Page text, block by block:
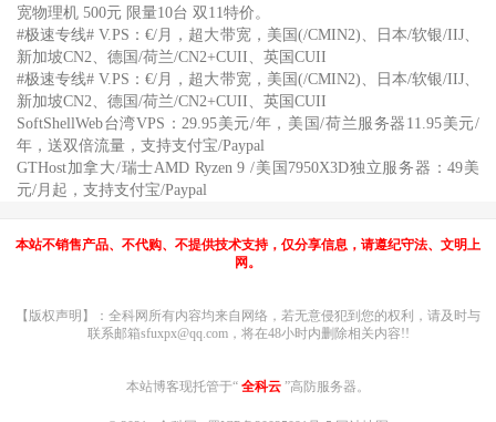
宽物理机 500元 限量10台 双11特价。
#极速专线# V.PS：€/月，超大带宽，美国(/CMIN2)、日本/软银/IIJ、
新加坡CN2、德国/荷兰/CN2+CUII、英国CUII
#极速专线# V.PS：€/月，超大带宽，美国(/CMIN2)、日本/软银/IIJ、
新加坡CN2、德国/荷兰/CN2+CUII、英国CUII
SoftShellWeb台湾VPS：29.95美元/年，美国/荷兰服务器11.95美元/
年，送双倍流量，支持支付宝/Paypal
GTHost加拿大/瑞士AMD Ryzen 9 /美国7950X3D独立服务器：49美
元/月起，支持支付宝/Paypal
本站不销售产品、不代购、不提供技术支持，仅分享信息，请遵纪守法、文明上
网。
【版权声明】：全科网所有内容均来自网络，若无意侵犯到您的权利，请及时与
联系邮箱sfuxpx@qq.com，将在48小时内删除相关内容!!
本站博客现托管于“ 全科云 ”高防服务器。